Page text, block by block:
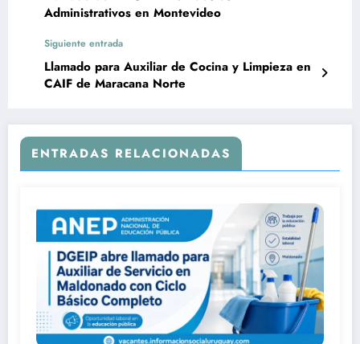
Administrativos en Montevideo
Siguiente entrada
Llamado para Auxiliar de Cocina y Limpieza en
CAIF de Maracana Norte
ENTRADAS RELACIONADAS